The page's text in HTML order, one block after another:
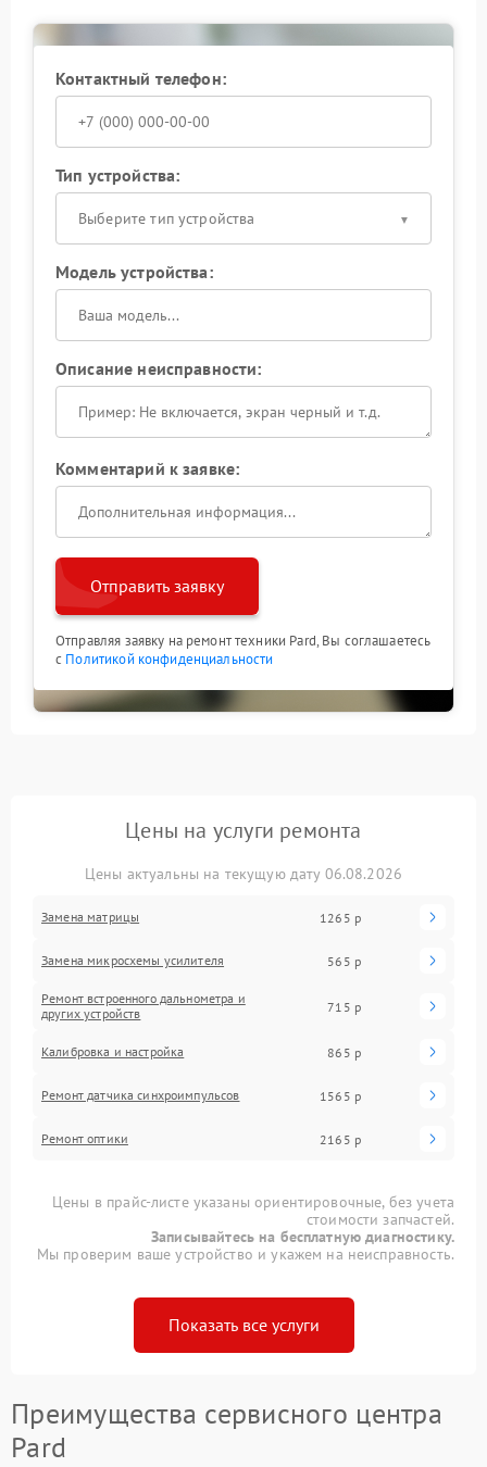
Контактный телефон:
Тип устройства:
Выберите тип устройства
Модель устройства:
Описание неисправности:
Комментарий к заявке:
Отправить заявку
Отправляя заявку на ремонт техники Pard, Вы соглашаетесь
с Политикой конфиденциальности
Цены на услуги ремонта
Цены актуальны на текущую дату 06.08.2026
Замена матрицы 1265 р
Замена микросхемы усилителя 565 р
Ремонт встроенного дальнометра и
других устройств
715 р
Калибровка и настройка 865 р
Ремонт датчика синхроимпульсов 1565 р
Ремонт оптики 2165 р
Цены в прайс-листе указаны ориентировочные, без учета
стоимости запчастей.
Записывайтесь на бесплатную диагностику.
Мы проверим ваше устройство и укажем на неисправность.
Показать все услуги
Преимущества сервисного центра
Pard